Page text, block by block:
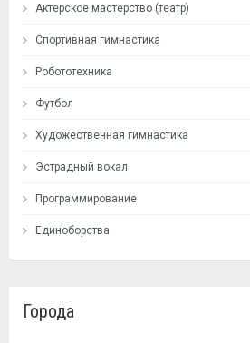
Актерское мастерство (театр)
Спортивная гимнастика
Робототехника
Футбол
Художественная гимнастика
Эстрадный вокал
Программирование
Единоборства
Города